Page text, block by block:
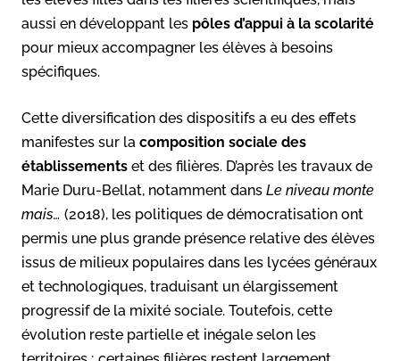
aussi en développant les pôles d’appui à la scolarité
pour mieux accompagner les élèves à besoins
spécifiques.
Cette diversification des dispositifs a eu des effets
manifestes sur la composition sociale des
établissements et des filières. D’après les travaux de
Marie Duru-Bellat, notamment dans Le niveau monte
mais… (2018), les politiques de démocratisation ont
permis une plus grande présence relative des élèves
issus de milieux populaires dans les lycées généraux
et technologiques, traduisant un élargissement
progressif de la mixité sociale. Toutefois, cette
évolution reste partielle et inégale selon les